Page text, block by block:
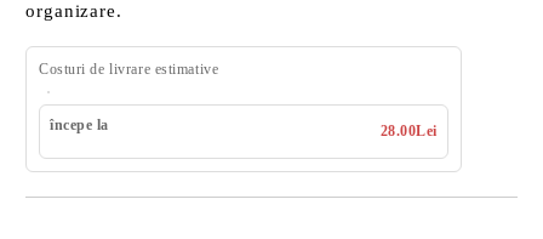
organizare.
Costuri de livrare estimative
începe la 28.00Lei